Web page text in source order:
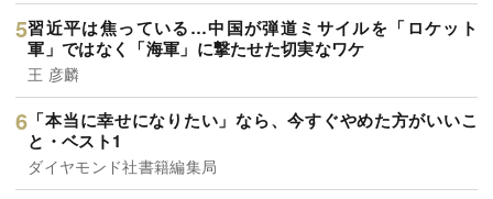
習近平は焦っている…中国が弾道ミサイルを「ロケット
軍」ではなく「海軍」に撃たせた切実なワケ
王 彦麟
「本当に幸せになりたい」なら、今すぐやめた方がいいこ
と・ベスト1
ダイヤモンド社書籍編集局